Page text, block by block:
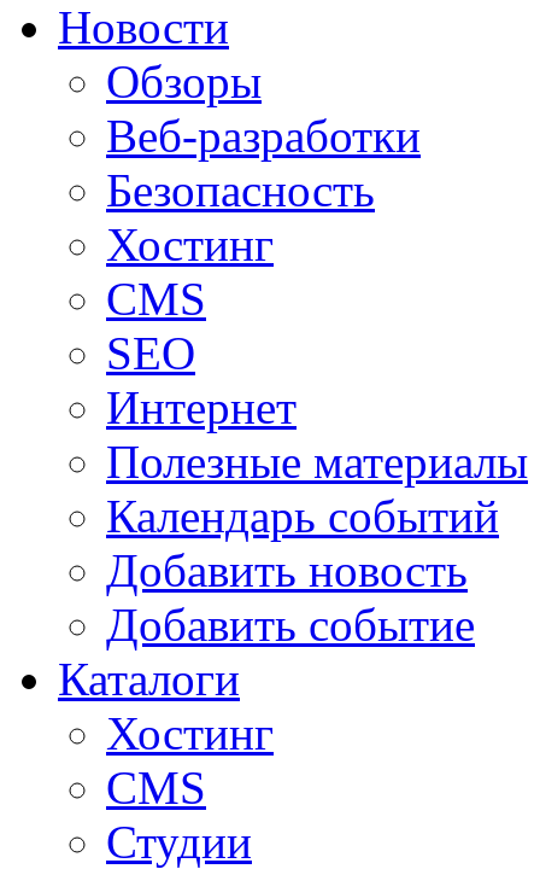
Новости
Обзоры
Веб-разработки
Безопасность
Хостинг
CMS
SEO
Интернет
Полезные материалы
Календарь событий
Добавить новость
Добавить событие
Каталоги
Хостинг
CMS
Студии